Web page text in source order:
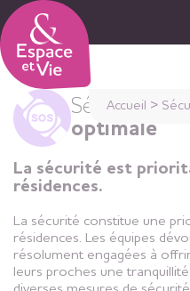
Accueil >
Sécurité
optimale
La sécurité est
résidences.
La sécurité constitue une
résidences. Les équipes
résolument engagées à
leurs proches une
Panneau de gestion des